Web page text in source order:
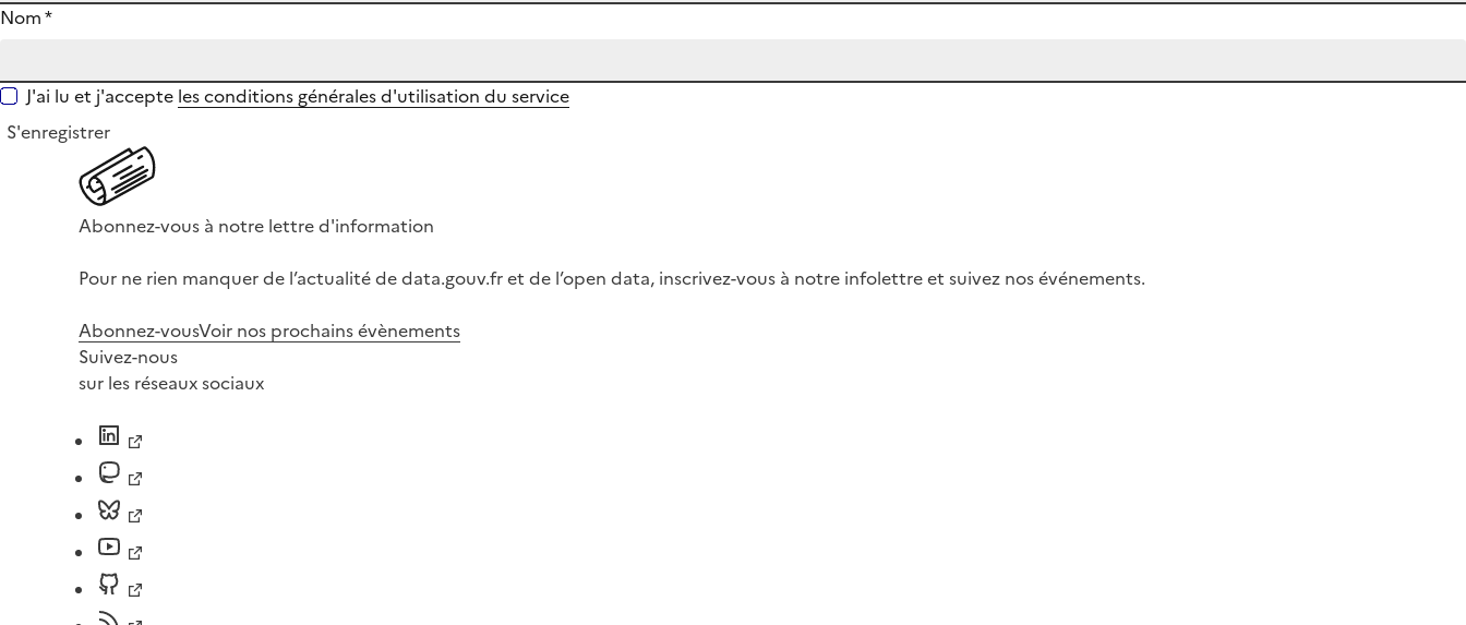
Nom*
J'ai lu et j'accepte les conditions générales d'utilisation du service
S'enregistrer
Abonnez-vous à notre lettre d'information
Pour ne rien manquer de l’actualité de data.gouv.fr et de l’open data, inscrivez-vous à notre infolettre et suivez nos événements.
Abonnez-vousVoir nos prochains évènements
Suivez-nous
sur les réseaux sociaux